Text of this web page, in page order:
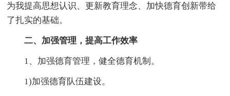
为我提高思想认识、更新教育理念、加快德育创新带给
了扎实的基础。
二、加强管理，提高工作效率
1、加强德育管理，健全德育机制。
1)加强德育队伍建设。